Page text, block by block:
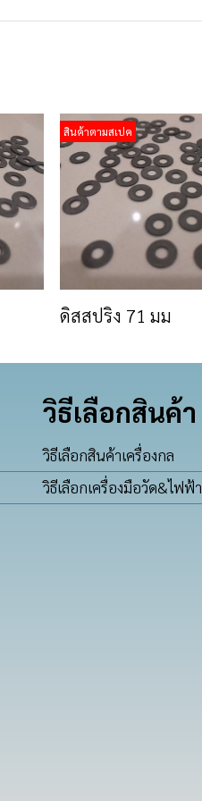
สินค้าตามสเปค
ดิสสปริง 71 มม
วิธีเลือกสินค้า
วิธีเลือกสินค้าเครื่องกล
วิธีเลือกเครื่องมือวัด&ไฟฟ้า